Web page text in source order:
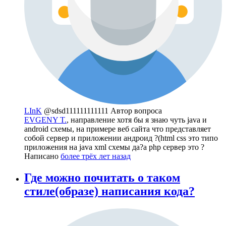
LInK @sdsd111111111111 Автор вопроса
EVGENY T., направление хотя бы я знаю чуть java и
android схемы, на примере веб сайта что представляет
собой сервер и приложении андроид ?(html css это типо
приложения на java xml схемы да?а php сервер это ?
Написано более трёх лет назад
Где можно почитать о таком
стиле(образе) написания кода?